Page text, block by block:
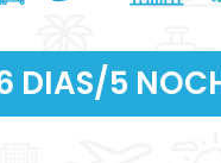
DIAS/5